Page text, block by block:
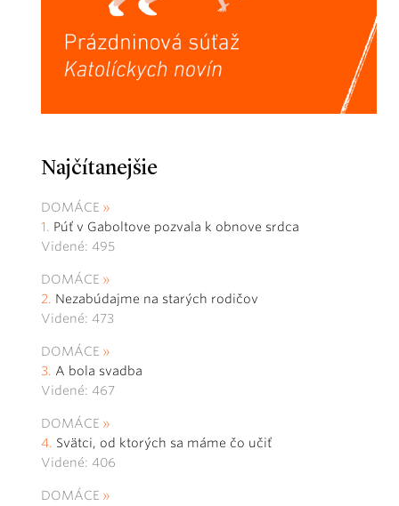
Najčítanejšie
DOMÁCE
Púť v Gaboltove pozvala k obnove srdca
Videné: 495
DOMÁCE
Nezabúdajme na starých rodičov
Videné: 473
DOMÁCE
A bola svadba
Videné: 467
DOMÁCE
Svätci, od ktorých sa máme čo učiť
Videné: 406
DOMÁCE